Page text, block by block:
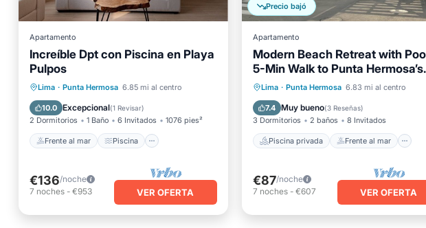
Apartamento
Increíble Dpt con Piscina en Playa
Pulpos
Lima · Punta Hermosa 6.85 mi al centro
10.0 Excepcional(1 Revisar)
2 Dormitorios 1 Baño 6 Invitados 1076 pies²
Frente al mar Piscina
Frente al mar
Piscina
Vista al mar
Balcón/Terraza
€136/noche
7 noches - €953 VER OFERTA
Precio bajó
Apartamento
Modern Beach Retreat with
5-Min Walk to Punta Hermosa’s
Best Beach
Lima · Punta Hermosa 6.83 mi al centro
7.4 Muy bueno(3 Reseñas)
3 Dormitorios 2 baños 8 Invitados
Piscina privada Frente al mar
Piscina privada
Frente al mar
Desayuno
Aparcamiento
€87/noche
7 noches- €607 VER OFERTA